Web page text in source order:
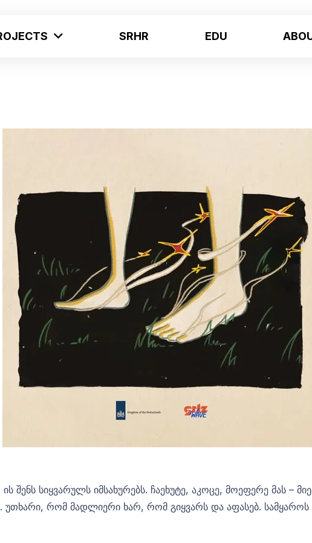
SRHR EDU
შენს სიყვარულს იმსახურებს. ჩაეხუტე, აკოცე, მოეფერე მას –
უთხარი, რომ მადლიერი ხარ, რომ გიყვარს და აფასებ. სამყაროს